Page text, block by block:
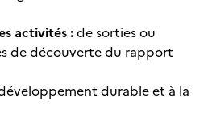
activités :de sorties ou
de découverte du rapport
durable et à la